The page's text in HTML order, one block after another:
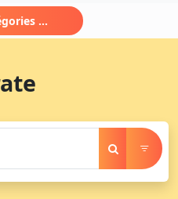
...